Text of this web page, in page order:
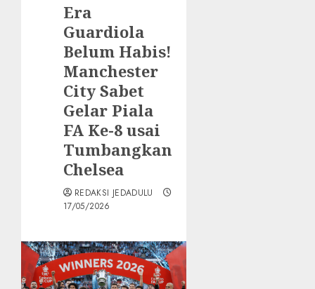
Era
Guardiola
Belum Habis!
Manchester
City Sabet
Gelar Piala
FA Ke-8 usai
Tumbangkan
Chelsea
REDAKSI JEDADULU
17/05/2026